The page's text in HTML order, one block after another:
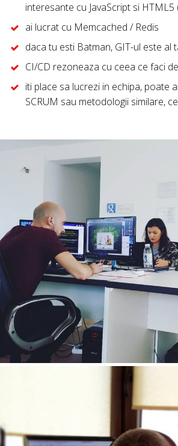
interesante cu JavaScript si HTML5
ai lucrat cu Memcached / Redis
daca tu esti Batman, GIT-ul este al
CI/CD rezoneaza cu ceea ce faci
iti place sa lucrezi in echipa, poate
SCRUM sau metodologii similare,